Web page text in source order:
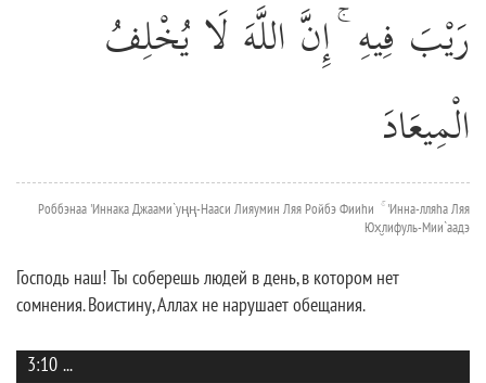
رَيْبَ فِيهِ ۚ إِنَّ اللَّهَ لَا يُخْلِفُ
الْمِيعَادَ
Роббэнаа 'Иннака Джаами`уңң-Нааси Лияумин Ляя Ройбэ Фииhи ۚ 'Инна-лляhа Ляя
Юх̮лифуль-Мии`аадэ
Господь наш! Ты соберешь людей в день, в котором нет
сомнения. Воистину, Аллах не нарушает обещания.
3:10 ...